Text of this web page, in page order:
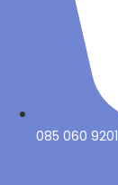
085 060 9201